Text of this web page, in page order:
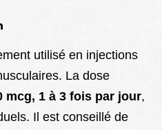
utilisé en injections
La dose
mcg, 1 à 3 fois par jour,
Il est conseillé de